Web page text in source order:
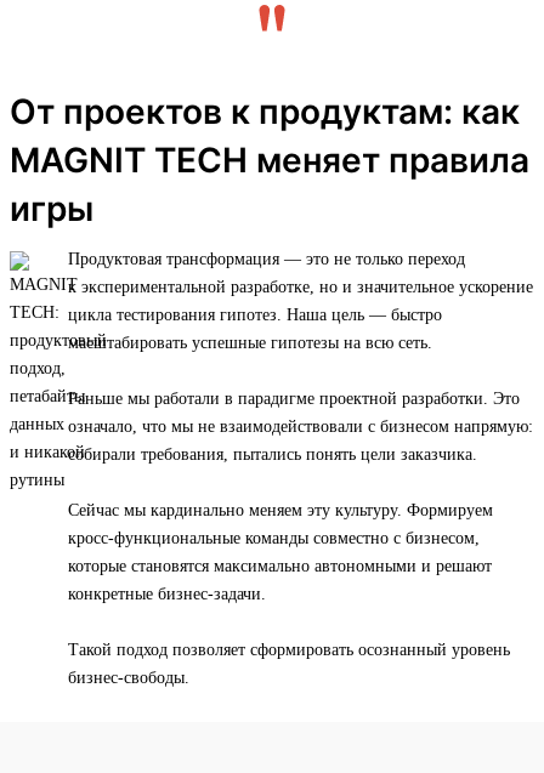
От проектов к продуктам: как
MAGNIT TECH меняет правила
игры
Продуктовая трансформация — это не только переход
к экспериментальной разработке, но и значительное ускорение
цикла тестирования гипотез. Наша цель — быстро
масштабировать успешные гипотезы на всю сеть.
Раньше мы работали в парадигме проектной разработки. Это
означало, что мы не взаимодействовали с бизнесом напрямую:
собирали требования, пытались понять цели заказчика.
Сейчас мы кардинально меняем эту культуру. Формируем
кросс-функциональные команды совместно с бизнесом,
которые становятся максимально автономными и решают
конкретные бизнес-задачи.
Такой подход позволяет сформировать осознанный уровень
бизнес-свободы.